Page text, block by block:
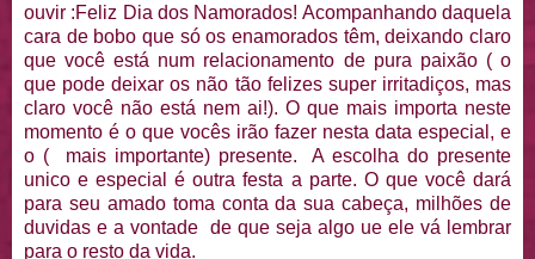
ouvir :Feliz Dia dos Namorados! Acompanhando daquela
cara de bobo que só os enamorados têm, deixando claro
que você está num relacionamento de pura paixão ( o
que pode deixar os não tão felizes super irritadiços, mas
claro você não está nem ai!). O que mais importa neste
momento é o que vocês irão fazer nesta data especial, e
o ( mais importante) presente. A escolha do presente
unico e especial é outra festa a parte. O que você dará
para seu amado toma conta da sua cabeça, milhões de
duvidas e a vontade de que seja algo ue ele vá lembrar
para o resto da vida.